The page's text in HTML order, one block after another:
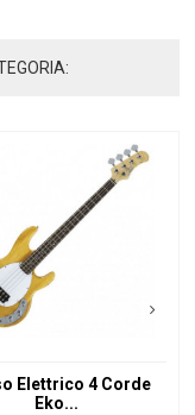
Elettrico 4 Corde
Eko...